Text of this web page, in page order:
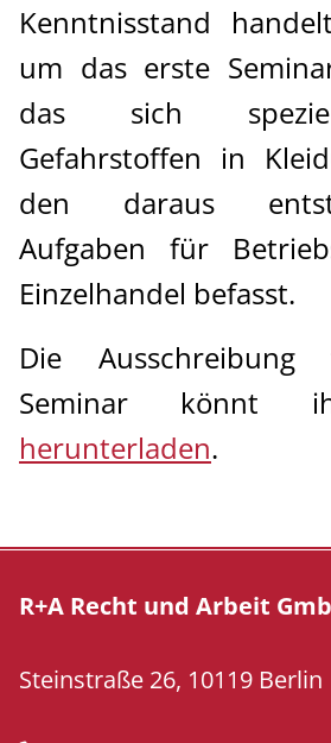
Kenntnisstand
um das erste
das sich
Gefahrstoffen in
den daraus
Aufgaben für
Einzelhandel befasst.
Die
Seminar könnt
herunterladen.
R+A Recht und Arbeit
Steinstraße 26, 10119 Berlin